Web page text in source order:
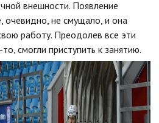
внешности. Появление
очевидно, не смущало, и она
работу. Преодолев все эти
смогли приступить к занятию.